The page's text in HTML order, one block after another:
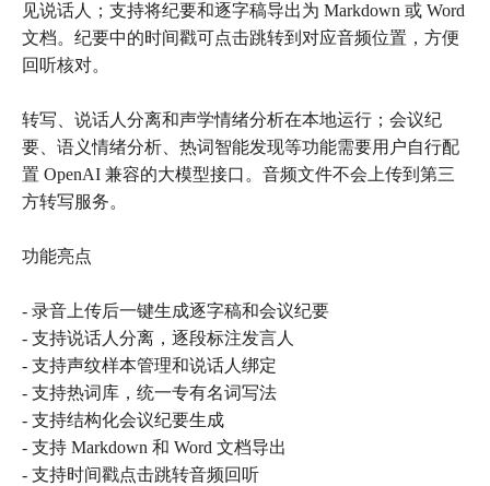
见说话人；支持将纪要和逐字稿导出为 Markdown 或 Word
文档。纪要中的时间戳可点击跳转到对应音频位置，方便
回听核对。
转写、说话人分离和声学情绪分析在本地运行；会议纪
要、语义情绪分析、热词智能发现等功能需要用户自行配
置 OpenAI 兼容的大模型接口。音频文件不会上传到第三
方转写服务。
功能亮点
- 录音上传后一键生成逐字稿和会议纪要
- 支持说话人分离，逐段标注发言人
- 支持声纹样本管理和说话人绑定
- 支持热词库，统一专有名词写法
- 支持结构化会议纪要生成
- 支持 Markdown 和 Word 文档导出
- 支持时间戳点击跳转音频回听